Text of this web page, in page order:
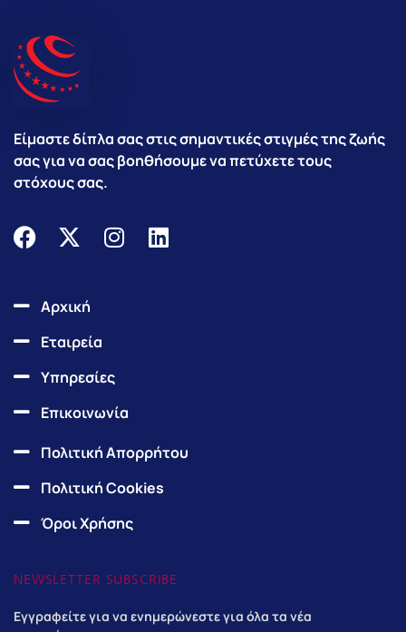
Είμαστε δίπλα σας στις σημαντικές στιγμές της ζωής
σας για να σας βοηθήσουμε να πετύχετε τους
στόχους σας.
F
e
o
o
X
w
t
t
e
r
I
r
m
L
Αρχική
Εταιρεία
Υπηρεσίες
Επικοινωνία
Πολιτική Απορρήτου
Πολιτική Cookies
Όροι Χρήσης
NEWSLETTER SUBSCRIBE
Εγγραφείτε για να ενημερώνεστε για όλα τα νέα